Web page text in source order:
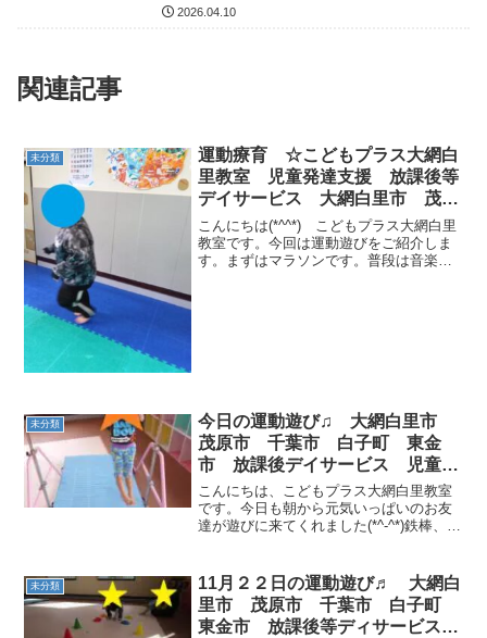
2026.04.10
関連記事
未分類
運動療育 ☆こどもプラス大網白
里教室 児童発達支援 放課後等
デイサービス 大網白里市 茂原
市 白子町
こんにちは(*^^*) こどもプラス大網白里
教室です。今回は運動遊びをご紹介しま
す。まずはマラソンです。普段は音楽を
未分類
今日の運動遊び♫ 大網白里市
茂原市 千葉市 白子町 東金
市 放課後デイサービス 児童発
達支援
こんにちは、こどもプラス大網白里教室
です。今日も朝から元気いっぱいのお友
達が遊びに来てくれました(*^-^*)鉄棒、マ
遊びました(^^)/ 午後も午前に負け
ない...
未分類
11月２２日の運動遊び♬ 大網白
里市 茂原市 千葉市 白子町
東金市 放課後等ディサービス